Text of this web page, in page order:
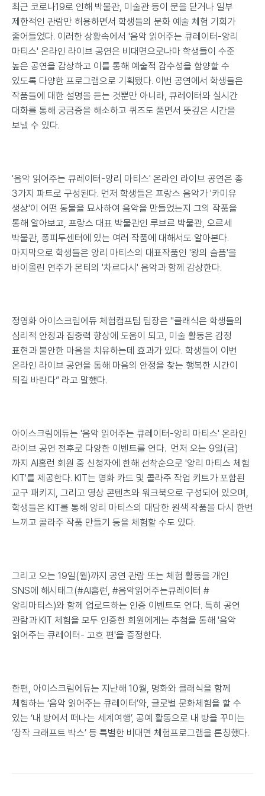
최근 코로나19로 인해 박물관, 미술관 등이 문을 닫거나 일부
제한적인 관람만 허용하면서 학생들의 문화 예술 체험 기회가
줄어들었다. 이러한 상황속에서 '음악 읽어주는 큐레이터-앙리
마티스' 온라인 라이브 공연은 비대면으로나마 학생들이 수준
높은 공연을 감상하고 이를 통해 예술적 감수성을 함양할 수
있도록 다양한 프로그램으로 기획됐다. 이번 공연에서 학생들은
작품들에 대한 설명을 듣는 것뿐만 아니라, 큐레이터와 실시간
대화를 통해 궁금증을 해소하고 퀴즈도 풀면서 뜻깊은 시간을
보낼 수 있다.
'음악 읽어주는 큐레이터-앙리 마티스' 온라인 라이브 공연은 총
3가지 파트로 구성된다. 먼저 학생들은 프랑스 음악가 '카미유
생상'이 어떤 동물을 묘사하여 음악을 만들었는지 그의 작품을
통해 알아보고, 프랑스 대표 박물관인 루브르 박물관, 오르세
박물관, 퐁피두센터에 있는 여러 작품에 대해서도 알아본다.
마지막으로 학생들은 앙리 마티스의 대표작품인 '왕의 슬픔'을
바이올린 연주가 몬티의 '차르다시' 음악과 함께 감상한다.
정영화 아이스크림에듀 체험캠프팀 팀장은 "클래식은 학생들의
심리적 안정과 집중력 향상에 도움이 되고, 미술 활동은 감정
표현과 불안한 마음을 치유하는데 효과가 있다. 학생들이 이번
온라인 라이브 공연을 통해 마음의 안정을 찾는 행복한 시간이
되길 바란다” 라고 말했다.
아이스크림에듀는 '음악 읽어주는 큐레이터-앙리 마티스' 온라인
라이브 공연 전후로 다양한 이벤트를 연다. 먼저 오는 9일(금)
까지 AI홈런 회원 중 신청자에 한해 선착순으로 '앙리 마티스 체험
KIT'를 제공한다. KIT는 명화 카드 및 콜라주 작업 키트가 포함된
교구 패키지, 그리고 영상 콘텐츠와 워크북으로 구성되어 있으며,
학생들은 KIT를 통해 앙리 마티스의 대담한 원색 작품을 다시 한번
느끼고 콜라주 작품 만들기 등을 체험할 수도 있다.
그리고 오는 19일(월)까지 공연 관람 또는 체험 활동을 개인
SNS에 해시태그(#AI홈런, #음악읽어주는큐레이터 #
앙리마티스)와 함께 업로드하는 인증 이벤트도 연다. 특히 공연
관람과 KIT 체험을 모두 인증한 회원에게는 추첨을 통해 '음악
읽어주는 큐레이터- 고흐 편'을 증정한다.
한편, 아이스크림에듀는 지난해 10월, 명화와 클래식을 함께
체험하는 ‘음악 읽어주는 큐레이터’와, 글로벌 문화체험을 할 수
있는 ‘내 방에서 떠나는 세계여행’, 공예 활동으로 내 방을 꾸미는
‘창작 크래프트 박스’ 등 특별한 비대면 체험프로그램을 론칭했다.